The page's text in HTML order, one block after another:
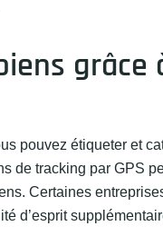
grâce
pouvez étiqueter et
de tracking par GPS
Certaines
d’esprit